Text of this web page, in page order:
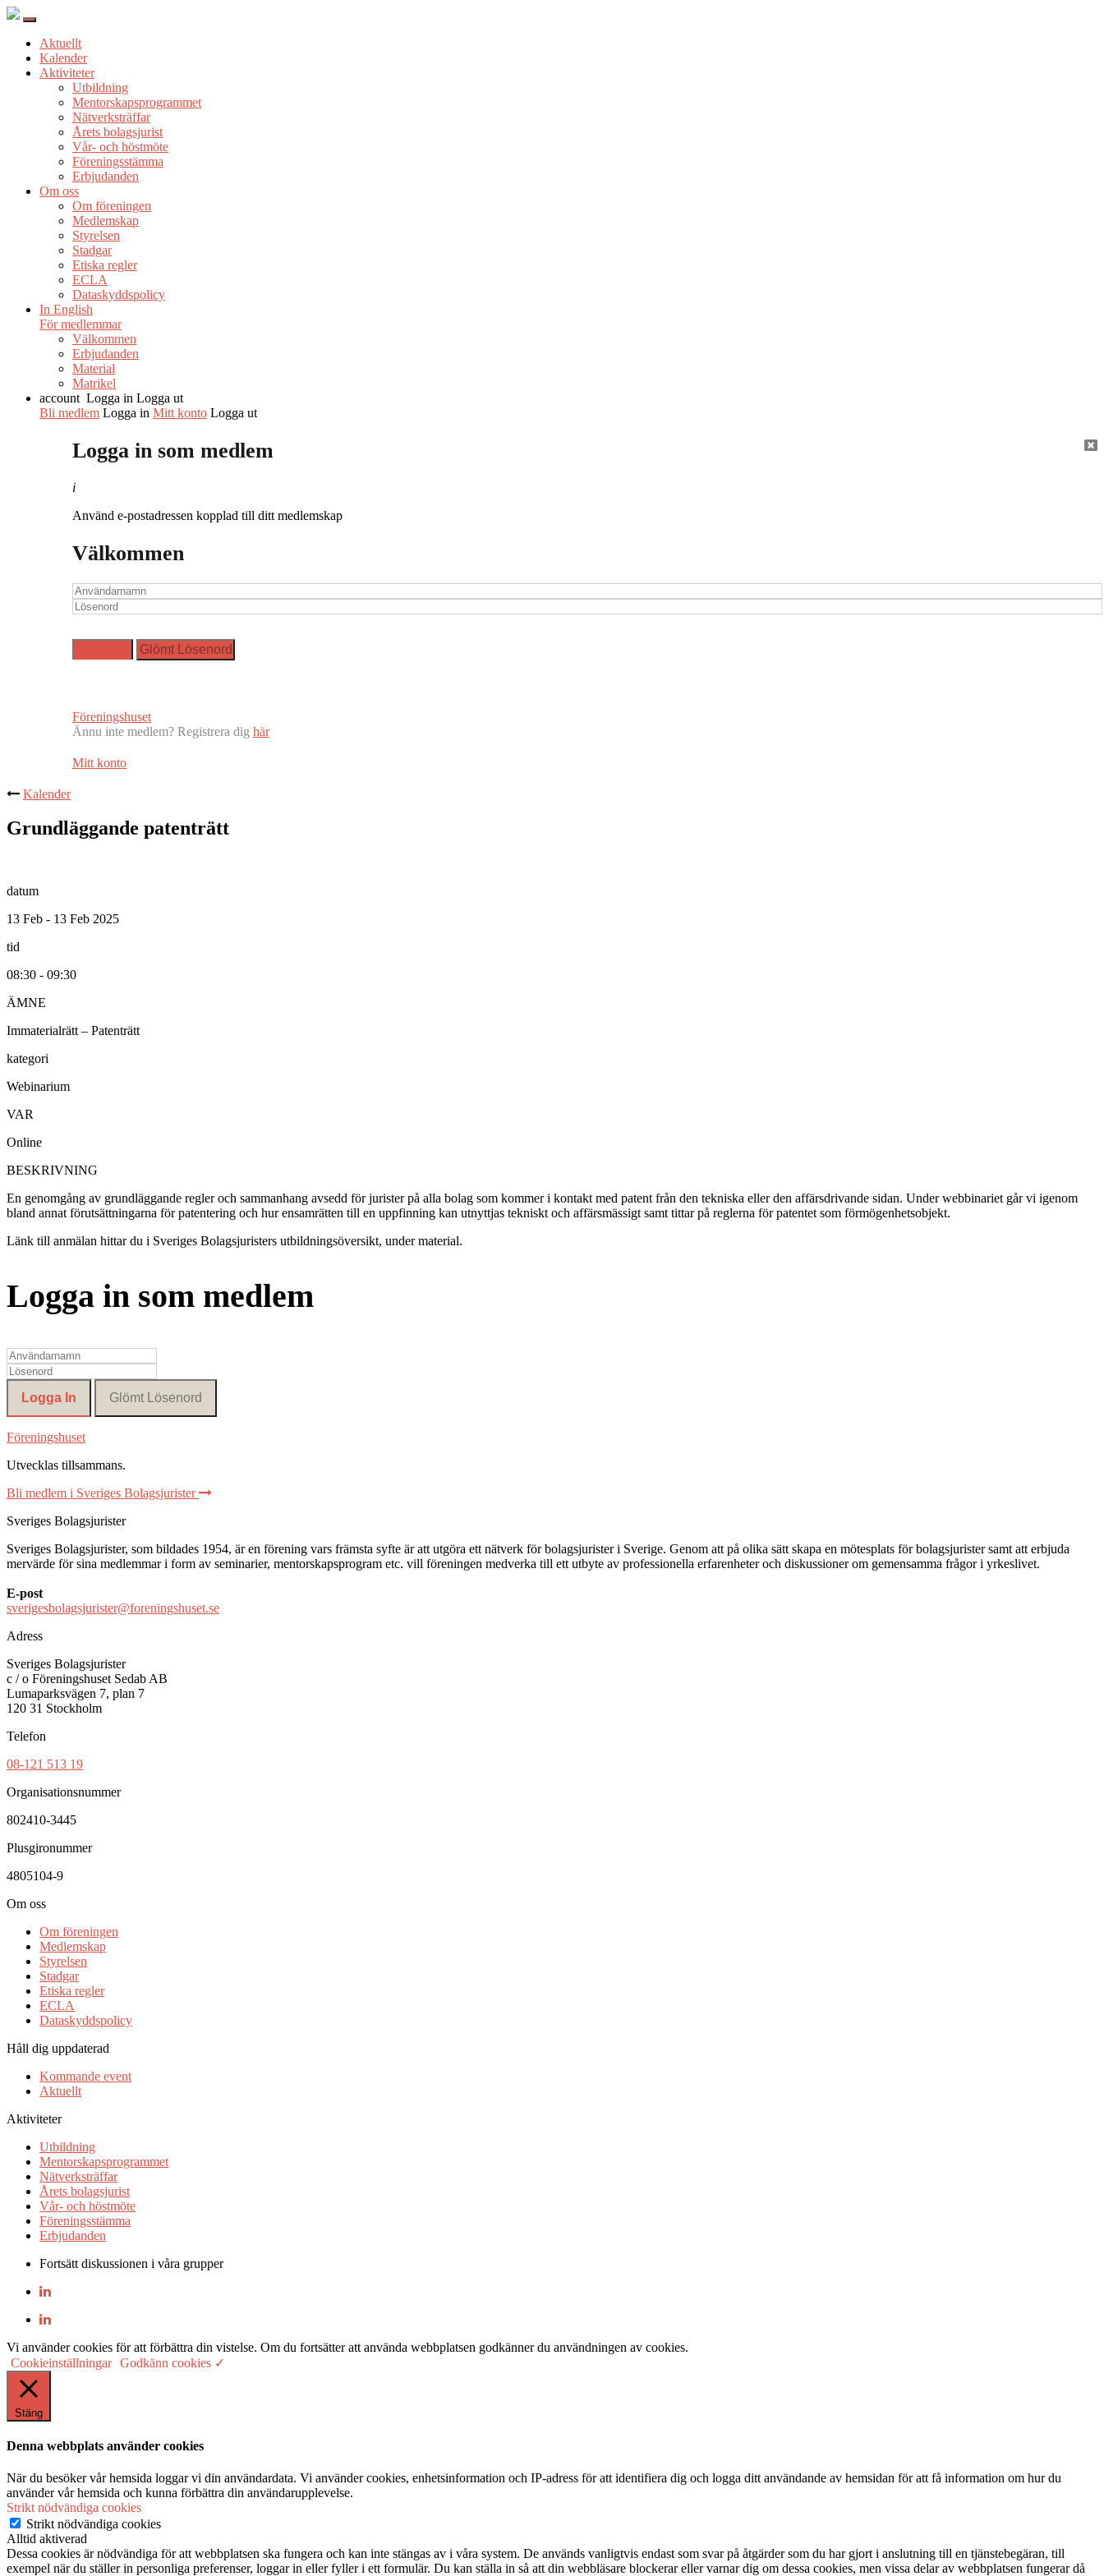
Aktuellt
Kalender
Aktiviteter
Utbildning
Mentorskapsprogrammet
Nätverksträffar
Årets bolagsjurist
Vår- och höstmöte
Föreningsstämma
Erbjudanden
Om oss
Om föreningen
Medlemskap
Styrelsen
Stadgar
Etiska regler
ECLA
Dataskyddspolicy
In English
För medlemmar
Välkommen
Erbjudanden
Material
Matrikel
account Logga in Logga ut
Bli medlem Logga in Mitt konto Logga ut
Logga in som medlem
i
Använd e-postadressen kopplad till ditt medlemskap
Välkommen
Föreningshuset
Ännu inte medlem? Registrera dig här
Mitt konto
Kalender
Grundläggande patenträtt
datum
13 Feb - 13 Feb 2025
tid
08:30 - 09:30
ÄMNE
Immaterialrätt – Patenträtt
kategori
Webinarium
VAR
Online
BESKRIVNING
En genomgång av grundläggande regler och sammanhang avsedd för jurister på alla bolag som kommer i kontakt med patent från den tekniska eller den affärsdrivande sidan. Under webbinariet går vi igenom
bland annat förutsättningarna för patentering och hur ensamrätten till en uppfinning kan utnyttjas tekniskt och affärsmässigt samt tittar på reglerna för patentet som förmögenhetsobjekt.
Länk till anmälan hittar du i Sveriges Bolagsjuristers utbildningsöversikt, under material.
Logga in som medlem
Föreningshuset
Utvecklas tillsammans.
Bli medlem i Sveriges Bolagsjurister
Sveriges Bolagsjurister
Sveriges Bolagsjurister, som bildades 1954, är en förening vars främsta syfte är att utgöra ett nätverk för bolagsjurister i Sverige. Genom att på olika sätt skapa en mötesplats för bolagsjurister samt att erbjuda
mervärde för sina medlemmar i form av seminarier, mentorskapsprogram etc. vill föreningen medverka till ett utbyte av professionella erfarenheter och diskussioner om gemensamma frågor i yrkeslivet.
E-post
sverigesbolagsjurister@foreningshuset.se
Adress
Sveriges Bolagsjurister
c / o Föreningshuset Sedab AB
Lumaparksvägen 7, plan 7
120 31 Stockholm
Telefon
08-121 513 19
Organisationsnummer
802410-3445
Plusgironummer
4805104-9
Om oss
Om föreningen
Medlemskap
Styrelsen
Stadgar
Etiska regler
ECLA
Dataskyddspolicy
Håll dig uppdaterad
Kommande event
Aktuellt
Aktiviteter
Utbildning
Mentorskapsprogrammet
Nätverksträffar
Årets bolagsjurist
Vår- och höstmöte
Föreningsstämma
Erbjudanden
Fortsätt diskussionen i våra grupper
Vi använder cookies för att förbättra din vistelse. Om du fortsätter att använda webbplatsen godkänner du användningen av cookies.
Cookieinställningar Godkänn cookies ✓
Stäng
Denna webbplats använder cookies
När du besöker vår hemsida loggar vi din användardata. Vi använder cookies, enhetsinformation och IP-adress för att identifiera dig och logga ditt användande av hemsidan för att få information om hur du
använder vår hemsida och kunna förbättra din användarupplevelse.
Strikt nödvändiga cookies
Strikt nödvändiga cookies
Alltid aktiverad
Dessa cookies är nödvändiga för att webbplatsen ska fungera och kan inte stängas av i våra system. De används vanligtvis endast som svar på åtgärder som du har gjort i anslutning till en tjänstebegäran, till
exempel när du ställer in personliga preferenser, loggar in eller fyller i ett formulär. Du kan ställa in så att din webbläsare blockerar eller varnar dig om dessa cookies, men vissa delar av webbplatsen fungerar då